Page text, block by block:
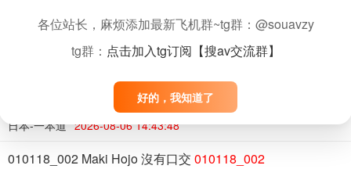
010524_001 完美的乳房 010524_001
010118_001 Rie Misaki 沒有口交010118_001
日本-一本道 2026-08-06 14:43:48
010118_002 Maki Hojo 沒有口交 010118_002
各位站长，麻烦添加最新飞机群~tg群：@souavzy
tg群： 点击加入tg订阅【搜av交流群】
好的，我知道了